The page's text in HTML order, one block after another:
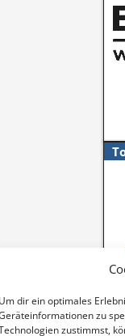
Um dir ein optimales
zu
zustimmst,